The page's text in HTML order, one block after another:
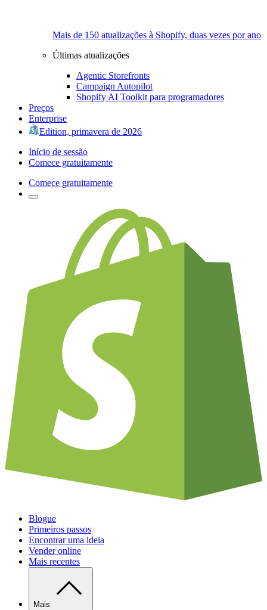
Mais de 150 atualizações à Shopify, duas vezes por ano
Últimas atualizações
Agentic Storefronts
Campaign Autopilot
Shopify AI Toolkit para programadores
Preços
Enterprise
Edition, primavera de 2026
Início de sessão
Comece gratuitamente
Comece gratuitamente
Blogue
Primeiros passos
Encontrar uma ideia
Vender online
Mais recentes
Mais